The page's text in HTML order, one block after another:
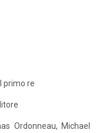
primo re
Ordonneau, Michael